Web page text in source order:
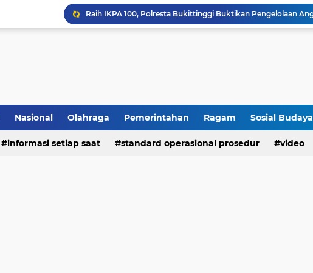
Nasional Olahraga Pemerintahan Ragam Sosial Budaya
informasi setiap saat standard operasional prosedur video